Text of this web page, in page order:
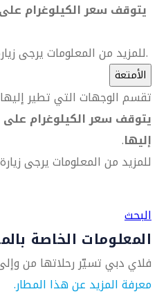
يتوقف سعر الكيلوغرام
للمزيد من المعلومات يرجى.
الأمتعة
تقسم الوجهات التي تطير إليها فلاي
يتوقف سعر الكيلوغرام
إليها.
للمزيد من المعلومات يرجى
البحث
المعلومات الخاصة
فلاي دبي تسيّر رحلاتها من
معرفة المزيد عن هذا المطار.